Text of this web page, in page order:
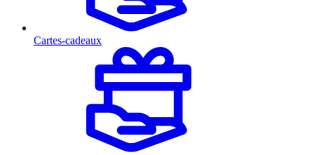
Cartes-cadeaux